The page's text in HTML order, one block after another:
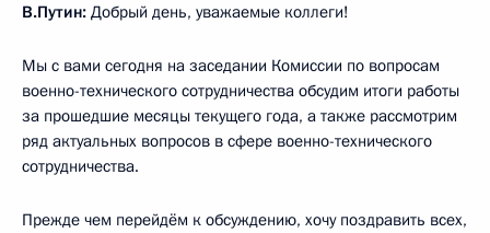
В.Путин: Добрый день, уважаемые коллеги!
Мы с вами сегодня на заседании Комиссии по вопросам
военно-технического сотрудничества обсудим итоги работы
за прошедшие месяцы текущего года, а также рассмотрим
ряд актуальных вопросов в сфере военно-технического
сотрудничества.
Прежде чем перейдём к обсуждению, хочу поздравить всех,